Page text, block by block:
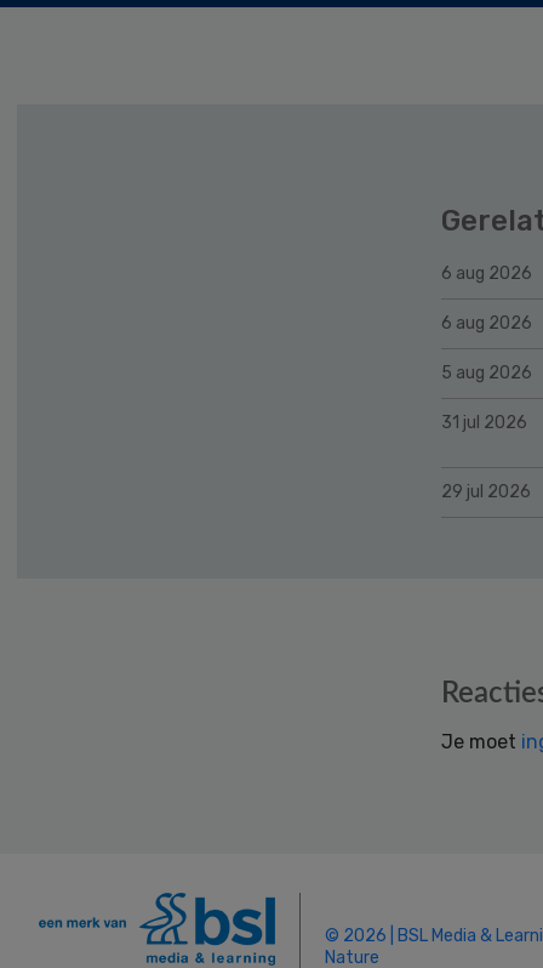
6 aug 2026
6 aug 2026
5 aug 2026
31 jul 2026
29 jul 2026
Je moet
© 2026 | BSL Media &
Nature